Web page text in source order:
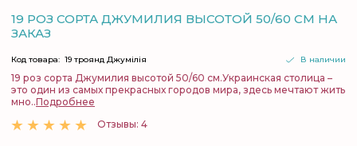
19 РОЗ СОРТА ДЖУМИЛИЯ ВЫСОТОЙ 50/60 СМ НА
ЗАКАЗ
В наличии
Код товара: 19 троянд Джумілія
19 роз сорта Джумилия высотой 50/60 см.Украинская столица –
это один из самых прекрасных городов мира, здесь мечтают жить
мно..Подробнее
Отзывы: 4